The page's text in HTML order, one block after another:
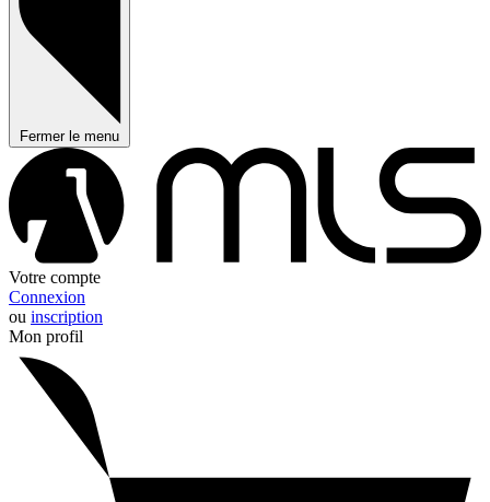
Fermer le menu
Votre compte
Connexion
ou inscription
Mon profil